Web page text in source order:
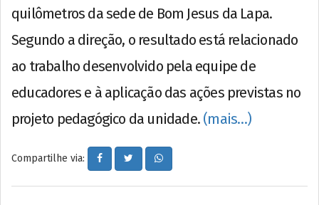
quilômetros da sede de Bom Jesus da Lapa.
Segundo a direção, o resultado está relacionado
ao trabalho desenvolvido pela equipe de
educadores e à aplicação das ações previstas no
projeto pedagógico da unidade. (mais…)
Compartilhe via: